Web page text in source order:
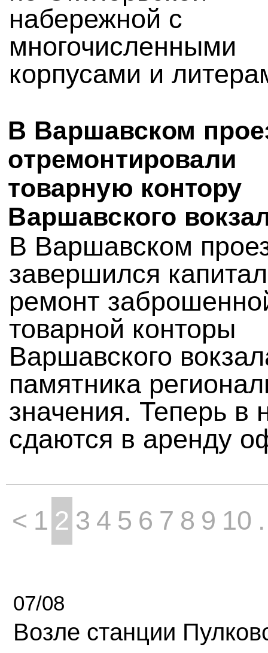
набережной с
многочисленными
корпусами и
В Варшавском
отремонтировали
товарную контору
Варшавского
В Варшавском
завершился
ремонт
товарной конторы
Варшавского
памятника
значения. Теперь в
сдаются в аренду
< 1 2 3 4 5 6 7 8 9 10
07/08
Возле станции